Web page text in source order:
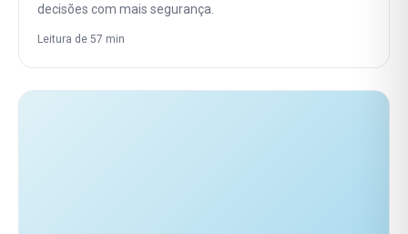
decisões com mais segurança.
Leitura de 57 min